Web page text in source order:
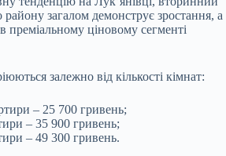
загалом демонструє зростання, а
преміальному ціновому сегменті
залежно від кількості кімнат:
– 25 700 гривень;
– 35 900 гривень;
– 49 300 гривень.